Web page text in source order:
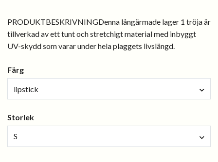
PRODUKTBESKRIVNINGDenna långärmade lager 1 tröja är
tillverkad av ett tunt och stretchigt material med inbyggt
UV-skydd som varar under hela plaggets livslängd.
Färg
lipstick
Storlek
S